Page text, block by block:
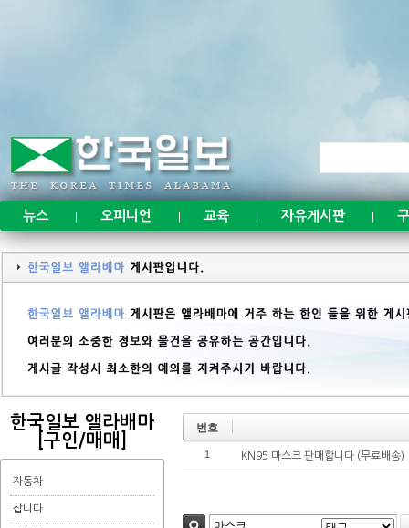
뉴스 오피니언 교육 자유게시판
한국일보 앨라배마
[구인/매매]
자동차
삽니다
번호
1 KN95 마스크 판매합니다 (무료배송)